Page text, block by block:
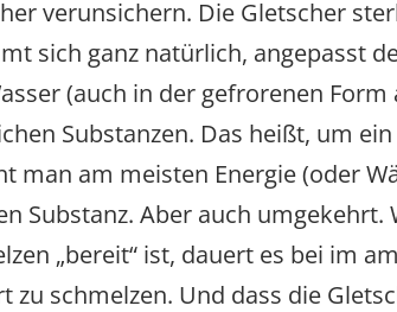
verunsichern. Die Gletscher
sich ganz natürlich, angepasst
(auch in der gefrorenen
Substanzen. Das heißt, um
man am meisten Energie (oder
Substanz. Aber auch umgekehrt.
„bereit“ ist, dauert es bei im
zu schmelzen. Und dass die